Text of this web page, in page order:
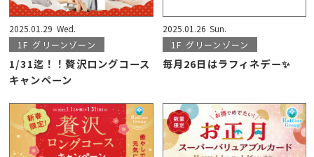
2025.01.29 Wed.
1F グリーンゾーン
1/31迄！！贅沢ロングコース
キャンペーン
2025.01.26 Sun.
1F グリーンゾーン
毎月26日はラフィネデー✨